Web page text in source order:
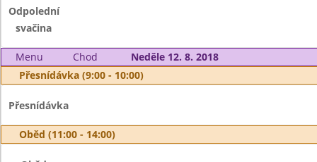
Odpolední
svačina
Menu Chod
Neděle 12. 8. 2018
Přesnídávka (9:00 - 10:00)
Přesnídávka
Oběd (11:00 - 14:00)